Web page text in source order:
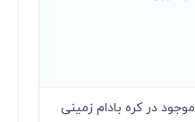
در کره بادام زمینی